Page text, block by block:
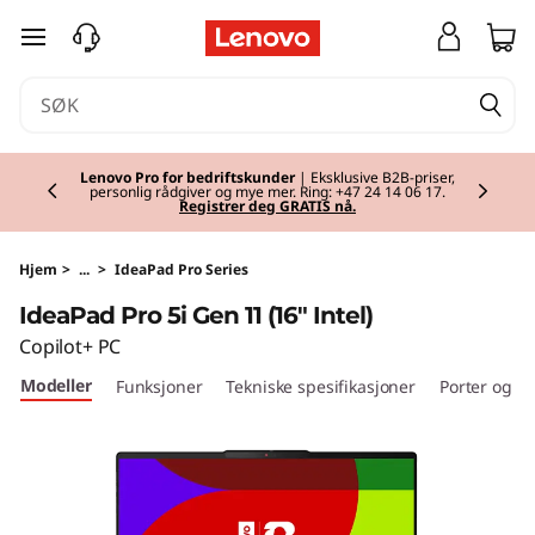
P
a
d
P
gå til hovedinnhold
Lenovo Pro for bedriftskunder| Eksklusive B2B-priser,
personlig rådgiver og mye mer. Ring: +47 24 14 06 17.
Registrer deg GRATIS nå.
Currently displaying item 2 of 2
Hjem > ... > IdeaPad Pro Series
IdeaPad Pro 5i Gen 11 (16" Intel)
Copilot+ PC
Modeller Funksjoner Tekniske spesifikasjoner Porter og